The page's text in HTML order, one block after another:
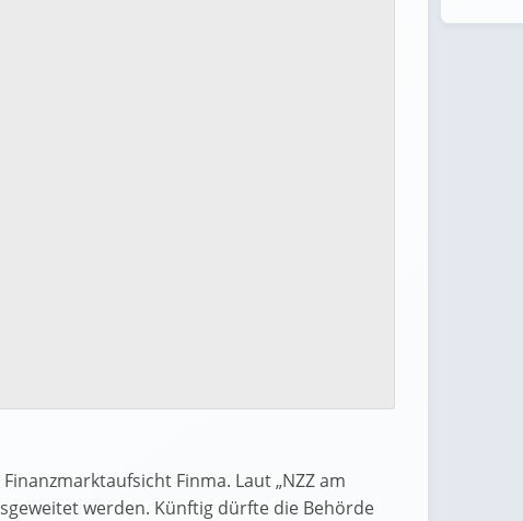
Finma. Laut „NZZ am
werden. Künftig dürfte die Behörde